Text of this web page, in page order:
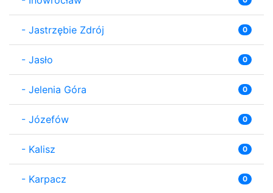
- Jastrzębie Zdrój 0
- Jasło 0
- Jelenia Góra 0
- Józefów 0
- Kalisz 0
- Karpacz 0